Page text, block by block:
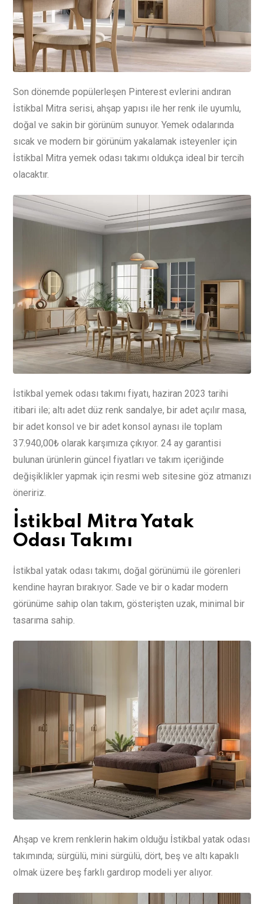
Son dönemde popülerleşen Pinterest evlerini andıran
İstikbal Mitra serisi, ahşap yapısı ile her renk ile uyumlu,
doğal ve sakin bir görünüm sunuyor. Yemek odalarında
sıcak ve modern bir görünüm yakalamak isteyenler için
İstikbal Mitra yemek odası takımı oldukça ideal bir tercih
olacaktır.
İstikbal yemek odası takımı fiyatı, haziran 2023 tarihi
itibari ile; altı adet düz renk sandalye, bir adet açılır masa,
bir adet konsol ve bir adet konsol aynası ile toplam
37.940,00₺ olarak karşımıza çıkıyor. 24 ay garantisi
bulunan ürünlerin güncel fiyatları ve takım içeriğinde
değişiklikler yapmak için resmi web sitesine göz atmanızı
öneririz.
İstikbal Mitra Yatak
Odası Takımı
İstikbal yatak odası takımı, doğal görünümü ile görenleri
kendine hayran bırakıyor. Sade ve bir o kadar modern
görünüme sahip olan takım, gösterişten uzak, minimal bir
tasarıma sahip.
Ahşap ve krem renklerin hakim olduğu İstikbal yatak odası
takımında; sürgülü, mini sürgülü, dört, beş ve altı kapaklı
olmak üzere beş farklı gardırop modeli yer alıyor.